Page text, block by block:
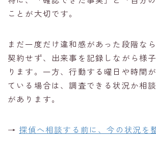
ことが大切です。
まだ一度だけ違和感があった段階な
契約せず、出来事を記録しながら様
ります。一方、行動する曜日や時間
ている場合は、調査できる状況か相
があります。
→ 探偵へ相談する前に、今の状況を